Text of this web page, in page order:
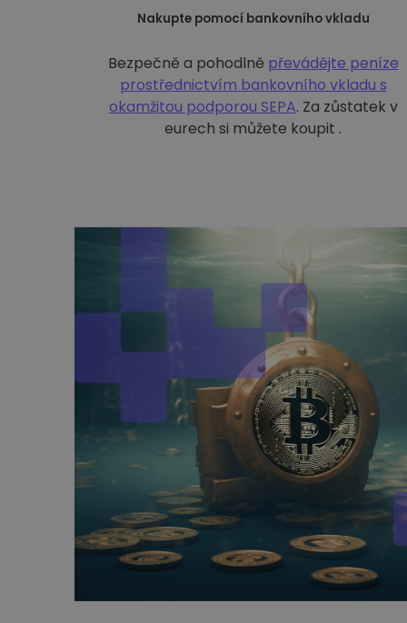
Nakupte pomocí bankovního vkladu
Bezpečně a pohodlně převádějte peníze
prostřednictvím bankovního vkladu s
okamžitou podporou SEPA. Za zůstatek v
eurech si můžete koupit .